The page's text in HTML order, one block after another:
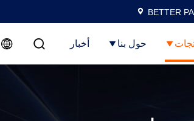
BETTER
حول بنا أخبار